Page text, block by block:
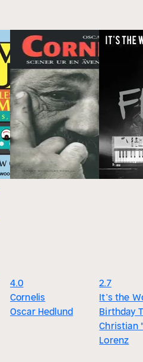
4.0
Cornelis
Oscar Hedlund
2.7
It’s the
Birthday
Christian
Lorenz